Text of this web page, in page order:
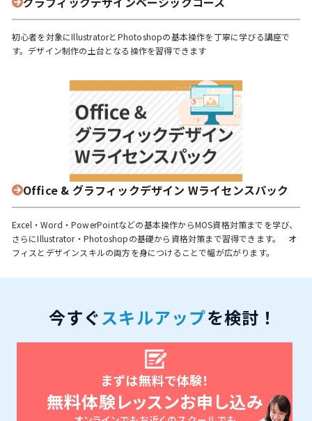
初心者を対象にIllustratorとPhotoshopの基本操作を丁寧に学びる講座で
す。デザイン制作の土台となる操作を習得できます
Office & グラフィックデザイン Wライセンスパック
Excel・Word・PowerPointなどの基本操作からMOS資格対策までを学び、
さらにIllustrator・Photoshopの基礎から資格対策まで習得できます。 オ
フィスとデザインスキルの両方を身につけることで幅が広がります。
今すぐスキルアップを検討！
まずは無料で体験！
無料体験レッスンお申し込み